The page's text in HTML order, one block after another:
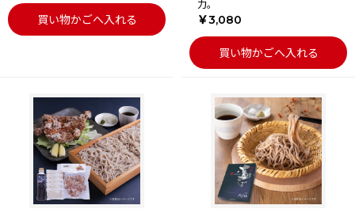
買い物かごへ入れる
力。
￥3,080
買い物かごへ入れる